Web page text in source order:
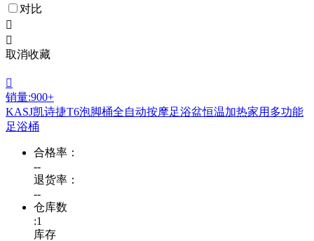
对比


取消收藏

销量:900+
KASJ凯诗捷T6泡脚桶全自动按摩足浴盆恒温加热家用多功能
足浴桶
合格率：
--
退货率：
--
仓库数
:1
库存